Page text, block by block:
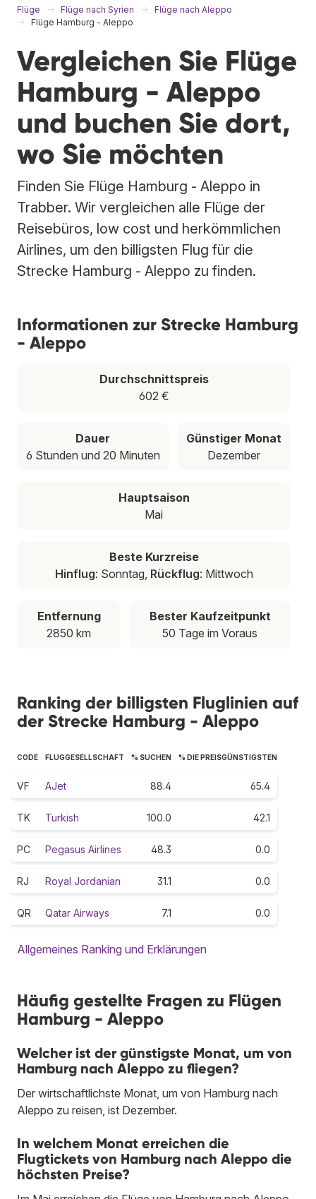
Flüge Flüge nach Syrien
Flüge nach Aleppo
Flüge Hamburg - Aleppo
Vergleichen Sie Flüge
Hamburg - Aleppo
und buchen Sie dort,
wo Sie möchten
Finden Sie Flüge Hamburg - Aleppo in
Trabber. Wir vergleichen alle Flüge der
Reisebüros, low cost und herkömmlichen
Airlines, um den billigsten Flug für die
Strecke Hamburg - Aleppo zu finden.
Informationen zur Strecke Hamburg
- Aleppo
Durchschnittspreis
602 €
Dauer
6 Stunden und 20 Minuten
Günstiger Monat
Dezember
Hauptsaison
Mai
Beste Kurzreise
Hinflug: Sonntag, Rückflug: Mittwoch
Entfernung
2850 km
Bester Kaufzeitpunkt
50 Tage im Voraus
Ranking der billigsten Fluglinien auf
der Strecke Hamburg - Aleppo
CODE FLUGGESELLSCHAFT % SUCHEN % DIE PREISGÜNSTIGSTEN
VF AJet 88.4 65.4
TK Turkish 100.0 42.1
PC Pegasus Airlines 48.3 0.0
RJ Royal Jordanian 31.1 0.0
QR Qatar Airways 7.1 0.0
Allgemeines Ranking und Erklärungen
Häufig gestellte Fragen zu Flügen
Hamburg - Aleppo
Welcher ist der günstigste Monat, um von
Hamburg nach Aleppo zu fliegen?
Der wirtschaftlichste Monat, um von Hamburg nach
Aleppo zu reisen, ist Dezember.
In welchem Monat erreichen die
Flugtickets von Hamburg nach Aleppo die
höchsten Preise?